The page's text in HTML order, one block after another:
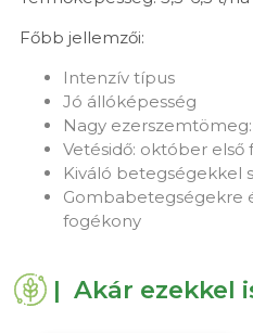
Főbb jellemzői:
Intenzív típus
Jó állóképesség
Nagy
Vetésidő: október első
Kiváló betegségekkel
Gombabetegségekre
fogékony
| Akár ezekkel